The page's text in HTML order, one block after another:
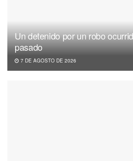
Un detenido por un robo
pasado
7 DE AGOSTO DE 2026